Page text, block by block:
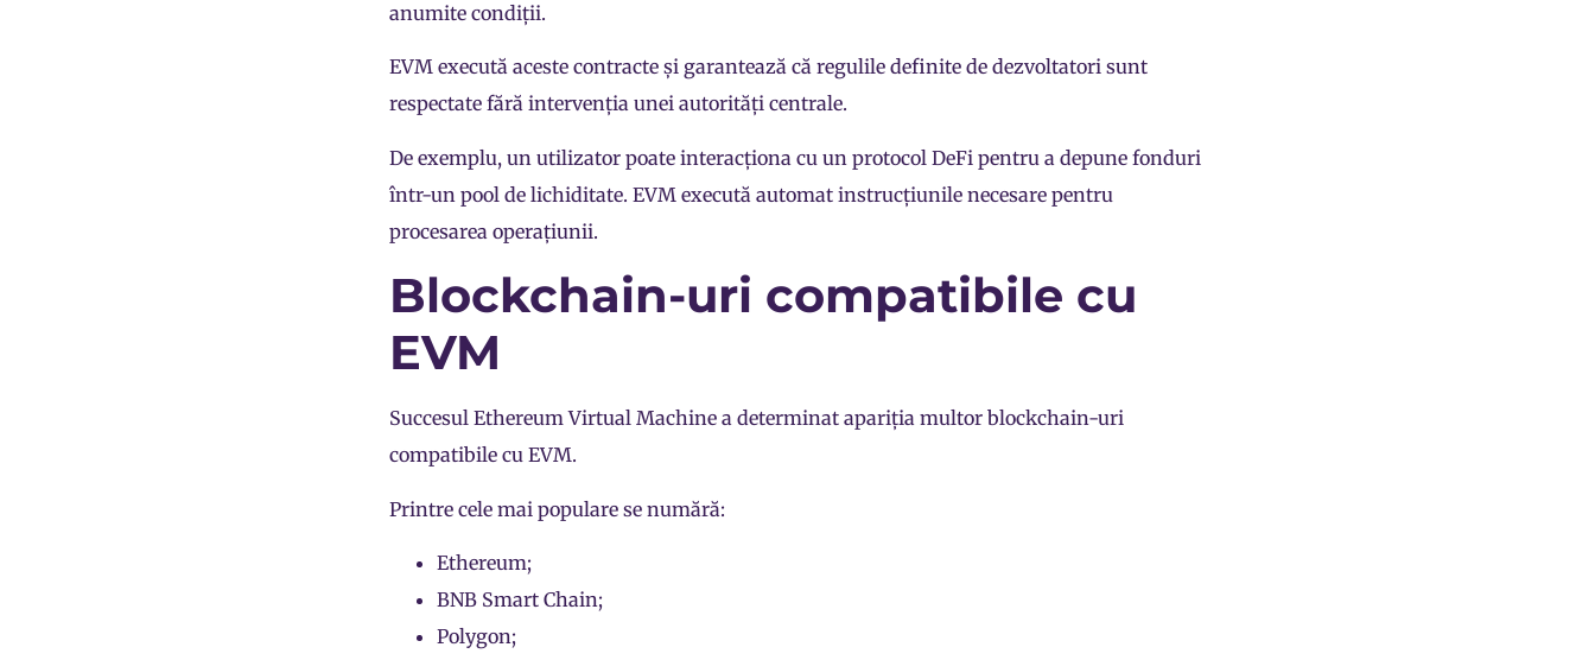
anumite condiții.
EVM execută aceste contracte și garantează că regulile definite de dezvoltatori sunt
respectate fără intervenția unei autorități centrale.
De exemplu, un utilizator poate interacționa cu un protocol DeFi pentru a depune fonduri
într-un pool de lichiditate. EVM execută automat instrucțiunile necesare pentru
procesarea operațiunii.
Blockchain-uri compatibile cu
EVM
Succesul Ethereum Virtual Machine a determinat apariția multor blockchain-uri
compatibile cu EVM.
Printre cele mai populare se numără:
Ethereum;
BNB Smart Chain;
Polygon;